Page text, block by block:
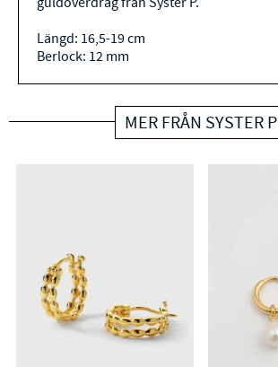
Längd: 16,5-19 cm
Berlock: 12 mm
MER FRÅN SYSTER P